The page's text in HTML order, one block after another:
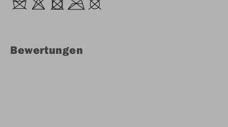
Bewertungen